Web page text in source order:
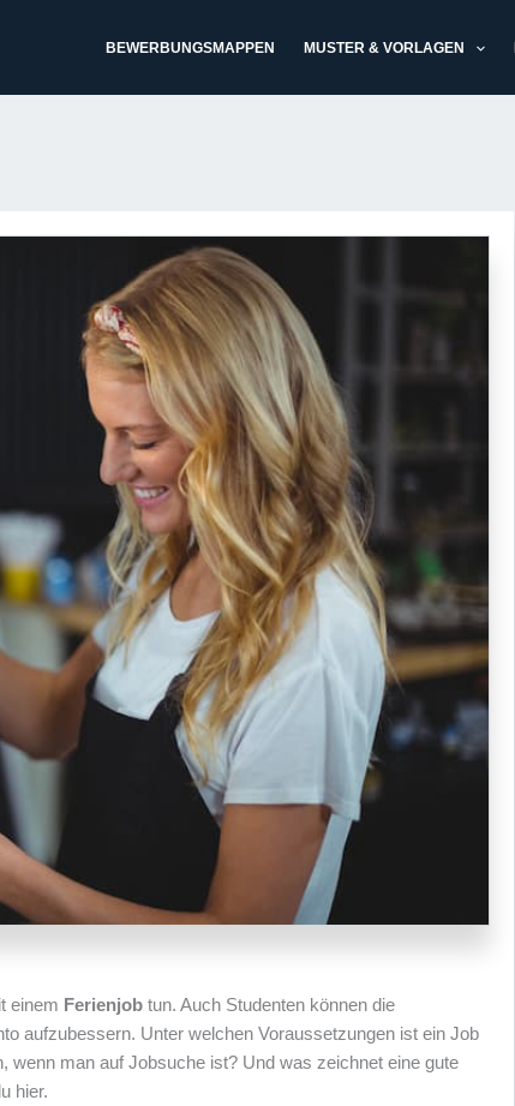
BEWERBUNGSMAPPEN MUSTER & VORLAGEN
einem Ferienjob tun. Auch Studenten können die
aufzubessern. Unter welchen Voraussetzungen ist ein Job
wenn man auf Jobsuche ist? Und was zeichnet eine gute
hier.